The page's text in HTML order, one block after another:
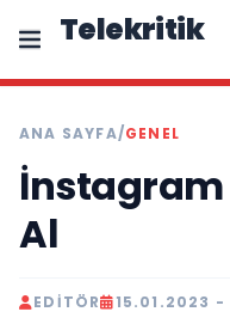
Telekritik
ANA SAYFA/GENEL
İnstagram
Al
EDITÖR 15.01.2023 -